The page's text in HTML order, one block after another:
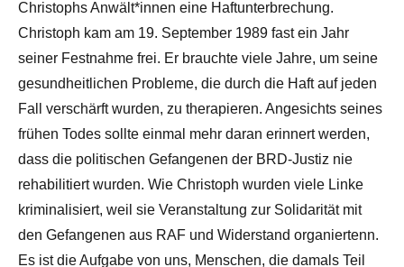
Christophs Anwält*innen eine Haftunterbrechung.
Christoph kam am 19. September 1989 fast ein Jahr
seiner Festnahme frei. Er brauchte viele Jahre, um seine
gesundheitlichen Probleme, die durch die Haft auf jeden
Fall verschärft wurden, zu therapieren. Angesichts seines
frühen Todes sollte einmal mehr daran erinnert werden,
dass die politischen Gefangenen der BRD-Justiz nie
rehabilitiert wurden. Wie Christoph wurden viele Linke
kriminalisiert, weil sie Veranstaltung zur Solidarität mit
den Gefangenen aus RAF und Widerstand organiertenn.
Es ist die Aufgabe von uns, Menschen, die damals Teil